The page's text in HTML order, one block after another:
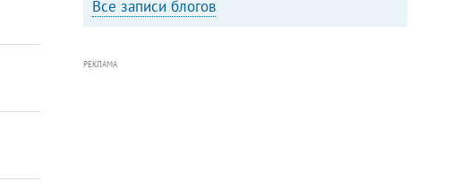
Все записи блогов
РЕКЛАМА